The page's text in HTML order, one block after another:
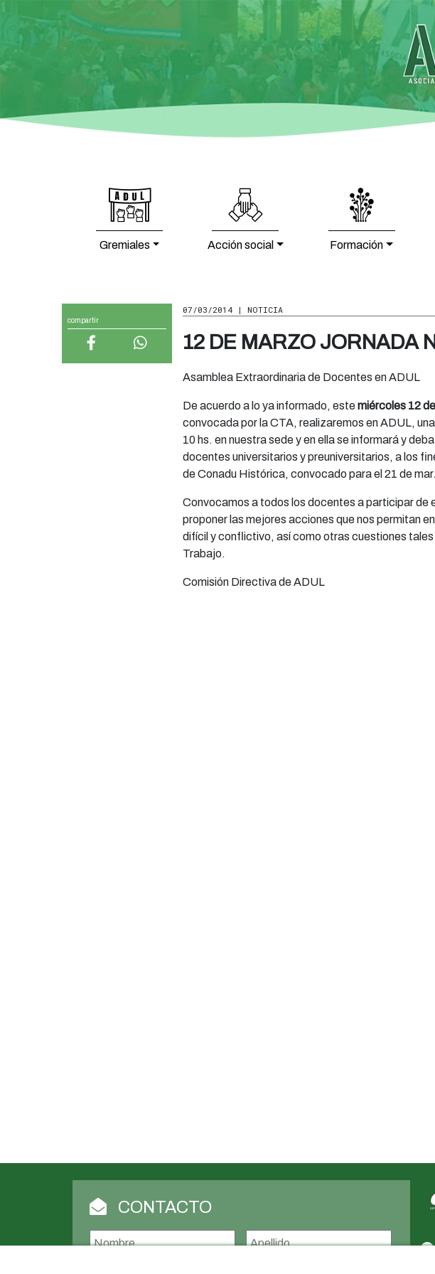
Gremiales Acción social Formación
compartir
07/03/2014 | NOTICIA
12 DE MARZO JORNADA
Asamblea Extraordinaria de Docentes en ADUL
De acuerdo a lo ya informado, estemiércoles 12
convocada por la CTA, realizaremos en ADUL,
10 hs. en nuestra sede y en ella se informará y
docentes universitarios y preuniversitarios, a los
de Conadu Histórica, convocado para el 21 de
Convocamos a todos los docentes a participar
proponer las mejores acciones que nos permitan
difícil y conflictivo, así como otras cuestiones
Trabajo.
Comisión Directiva de ADUL
CONTACTO
Nombre